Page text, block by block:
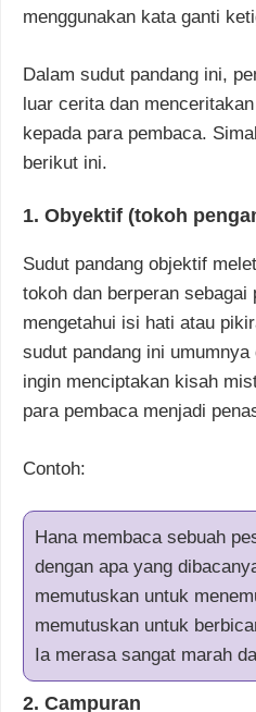
menggunakan kata ganti
Dalam sudut pandang ini,
luar cerita dan
kepada para pembaca.
berikut ini.
1. Obyektif (tokoh
Sudut pandang objektif
tokoh dan berperan
mengetahui isi hati atau
sudut pandang ini
ingin menciptakan kisah
para pembaca menjadi
Contoh:
Hana membaca sebuah
dengan apa yang
memutuskan untuk
memutuskan untuk
Ia merasa sangat marah
2. Campuran